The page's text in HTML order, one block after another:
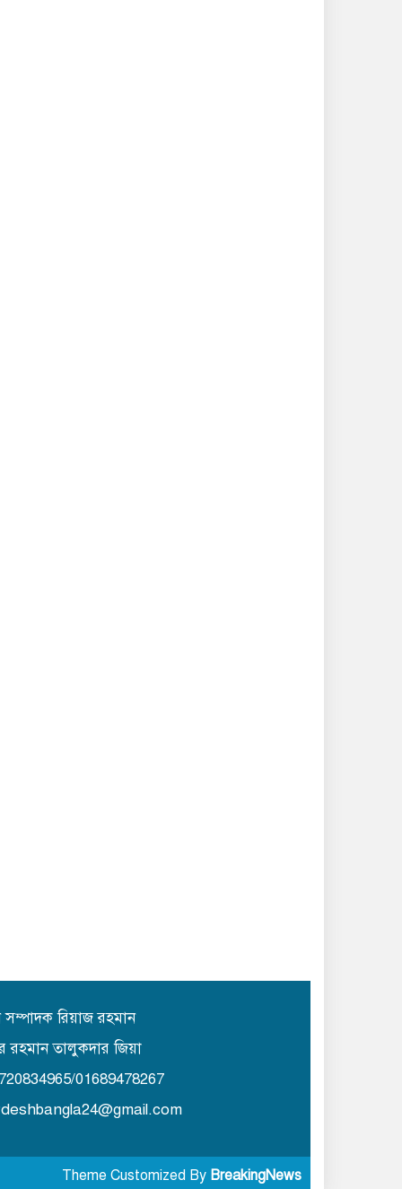
সম্পাদক রিয়াজ রহমান
রহমান তালুকদার জিয়া
01689478267
Theme Customized By BreakingNews